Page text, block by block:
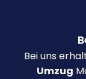
Bei uns
Umzug